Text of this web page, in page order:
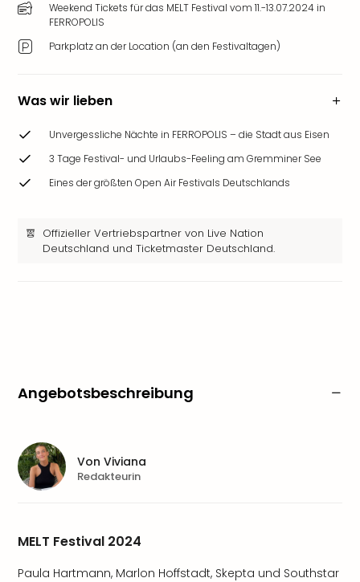
Weekend Tickets für das MELT Festival vom 11.-13.07.2024 in
FERROPOLIS
Parkplatz an der Location (an den Festivaltagen)
Was wir lieben
Unvergessliche Nächte in FERROPOLIS – die Stadt aus Eisen
3 Tage Festival- und Urlaubs-Feeling am Gremminer See
Eines der größten Open Air Festivals Deutschlands
Offizieller Vertriebspartner von Live Nation
Deutschland und Ticketmaster Deutschland.
Angebotsbeschreibung
MELT Festival 2024
Paula Hartmann, Marlon Hoffstadt, Skepta und Southstar
Von Viviana
Redakteurin